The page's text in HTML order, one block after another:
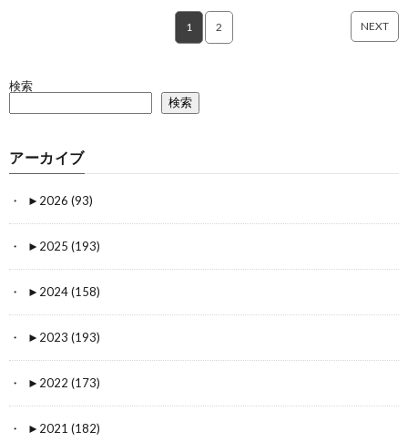
1 2 NEXT
検索
検索
アーカイブ
► 2026 (93)
► 2025 (193)
► 2024 (158)
► 2023 (193)
► 2022 (173)
► 2021 (182)